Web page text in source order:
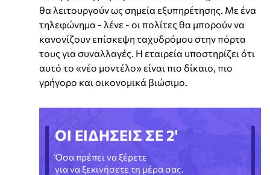
θα λειτουργούν ως σημεία εξυπηρέτησης. Με ένα
τηλεφώνημα - λένε - οι πολίτες θα μπορούν να
κανονίζουν επίσκεψη ταχυδρόμου στην πόρτα
τους για συναλλαγές. Η εταιρεία υποστηρίζει ότι
αυτό το «νέο μοντέλο» είναι πιο δίκαιο, πιο
γρήγορο και οικονομικά βιώσιμο.
ΟΙ ΕΙΔΗΣΕΙΣ ΣΕ 2'
Όσα πρέπει να ξέρετε
για να ξεκινήσετε τη μέρα σας.